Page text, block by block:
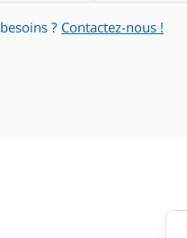
? Contactez-nous !